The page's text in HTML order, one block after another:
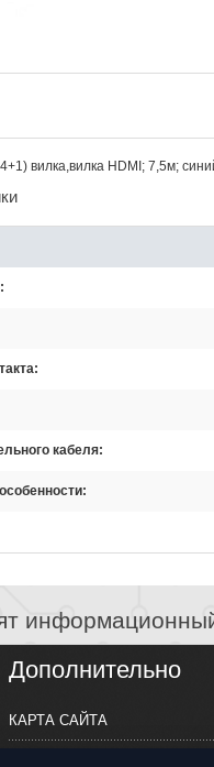
вилка,вилка HDMI; 7,5м;
кабеля
Дополнительно
КАРТА САЙТА